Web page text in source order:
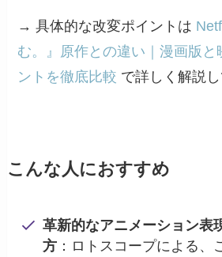
→ 具体的な改変ポイントは
む。』原作との違い｜漫画版と
ントを徹底比較 で詳しく解説し
こんな人におすすめ
革新的なアニメーション表
方：ロトスコープによる、